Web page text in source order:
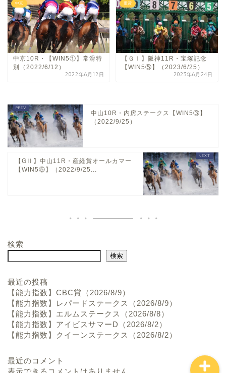
中京
中京10R・【WIN5①】常滑特
別（2022/6/12）
2022年6月12日
重賞
【ＧⅠ】阪神11R・宝塚記念
【WIN5⑤】（2023/6/25）
2023年6月24日
中山10R・内房ステークス【WIN5③】
（2022/9/25）
【GⅡ】中山11R・産経賞オールカマー
【WIN5⑤】（2022/9/25...
検索
検索
最近の投稿
【能力指数】CBC賞（2026/8/9）
【能力指数】レパードステークス（2026/8/9）
【能力指数】エルムステークス（2026/8/8）
【能力指数】アイビスサマーD（2026/8/2）
【能力指数】クイーンステークス（2026/8/2）
最近のコメント
プロフィール